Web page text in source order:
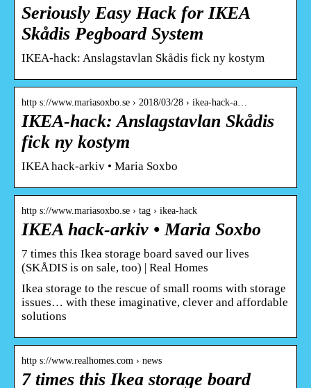
Seriously Easy Hack for IKEA
Skådis Pegboard System
IKEA-hack: Anslagstavlan Skådis fick ny kostym
http s://www.mariasoxbo.se › 2018/03/28 › ikea-hack-a…
IKEA-hack: Anslagstavlan Skådis
fick ny kostym
IKEA hack-arkiv • Maria Soxbo
http s://www.mariasoxbo.se › tag › ikea-hack
IKEA hack-arkiv • Maria Soxbo
7 times this Ikea storage board saved our lives
(SKÅDIS is on sale, too) | Real Homes
Ikea storage to the rescue of small rooms with storage
issues… with these imaginative, clever and affordable
solutions
http s://www.realhomes.com › news
7 times this Ikea storage board